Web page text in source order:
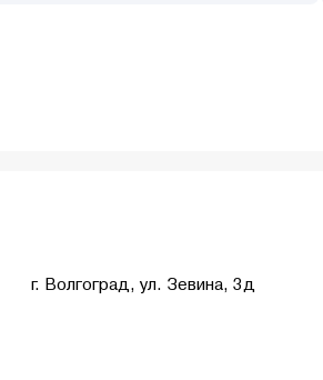
г. Волгоград, ул. Зевина, 3д